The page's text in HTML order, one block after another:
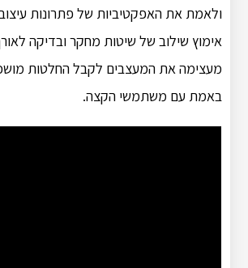
ולאמת את האפקטיביות של פתרונות
אימוץ שילוב של שיטות מחקר ובדיקה
מעצימה את המעצבים לקבל החלטות
באמת עם משתמשי הקצה.